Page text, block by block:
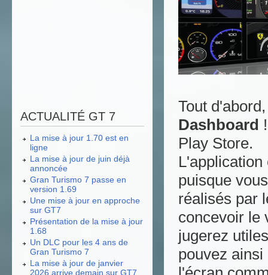
ACTUALITÉ GT 7
La mise à jour 1.70 est en
ligne
La mise à jour de juin déjà
annoncée
Gran Turismo 7 passe en
version 1.69
Une mise à jour en approche
sur GT7
Présentation de la mise à jour
1.68
Un DLC pour les 4 ans de
Gran Turismo 7
La mise à jour de janvier
2026 arrive demain sur GT7
Tout
Dashboard
Play Store.
puisque
réalisés par
concevoir le
jugerez
pouvez